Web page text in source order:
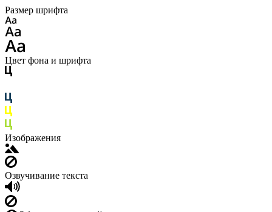
Размер шрифта
Цвет фона и шрифта
Изображения
Озвучивание текста